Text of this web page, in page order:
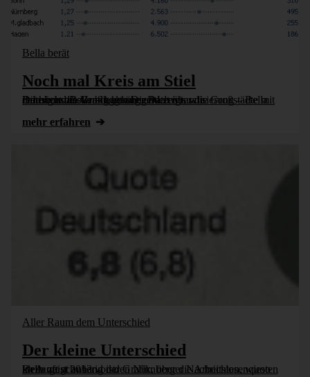
Bella berät
Noch mal Kreis am Stiel
Bürohund Bella bloggt über Datenvisualisierung – Bella redesignt die Grafik von Die Welt über die Großstädte mit der höchsten Verschuldung und zeigt, wie Datenvisualisierung besser geht.
mehr erfahren
Aller Raum dem Unterschied
Der kleine Unterschied
Bella zeigt anhand der Grafik, über die Arbeitslosenquoten im August 2013 von den Nürnberger Nachrichten, wieso klein oft schwierig ist.